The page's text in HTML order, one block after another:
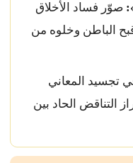
صوّر فساد الأخلاق
الباطن وخلوه من
تجسيد المعاني
التناقض الحاد بين